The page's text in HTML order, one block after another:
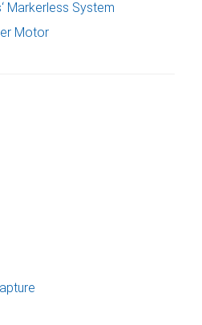
Markerless System
Motor